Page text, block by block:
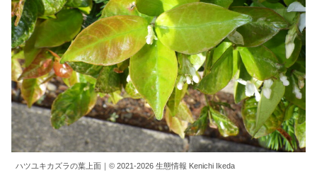
ハツユキカズラの葉上面｜© 2021-2026 生態情報 Kenichi Ikeda